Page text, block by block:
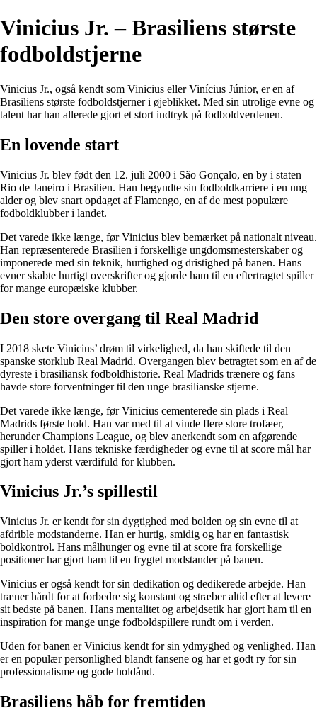
Vinicius Jr. – Brasiliens største
fodboldstjerne
Vinicius Jr., også kendt som Vinicius eller Vinícius Júnior, er en af ​​
Brasiliens største fodboldstjerner i øjeblikket. Med sin utrolige evne og
talent har han allerede gjort et stort indtryk på fodboldverdenen.
En lovende start
Vinicius Jr. blev født den 12. juli 2000 i São Gonçalo, en by i staten
Rio de Janeiro i Brasilien. Han begyndte sin fodboldkarriere i en ung
alder og blev snart opdaget af Flamengo, en af ​​de mest populære
fodboldklubber i landet.
Det varede ikke længe, før Vinicius blev bemærket på nationalt niveau.
Han repræsenterede Brasilien i forskellige ungdomsmesterskaber og
imponerede med sin teknik, hurtighed og dristighed på banen. Hans
evner skabte hurtigt overskrifter og gjorde ham til en eftertragtet spiller
for mange europæiske klubber.
Den store overgang til Real Madrid
I 2018 skete Vinicius’ drøm til virkelighed, da han skiftede til den
spanske storklub Real Madrid. Overgangen blev betragtet som en af ​​de
dyreste i brasiliansk fodboldhistorie. Real Madrids trænere og fans
havde store forventninger til den unge brasilianske stjerne.
Det varede ikke længe, før Vinicius cementerede sin plads i Real
Madrids første hold. Han var med til at vinde flere store trofæer,
herunder Champions League, og blev anerkendt som en afgørende
spiller i holdet. Hans tekniske færdigheder og evne til at score mål har
gjort ham yderst værdifuld for klubben.
Vinicius Jr.’s spillestil
Vinicius Jr. er kendt for sin dygtighed med bolden og sin evne til at
afdrible modstanderne. Han er hurtig, smidig og har en fantastisk
boldkontrol. Hans målhunger og evne til at score fra forskellige
positioner har gjort ham til en frygtet modstander på banen.
Vinicius er også kendt for sin dedikation og dedikerede arbejde. Han
træner hårdt for at forbedre sig konstant og stræber altid efter at levere
sit bedste på banen. Hans mentalitet og arbejdsetik har gjort ham til en
inspiration for mange unge fodboldspillere rundt om i verden.
Uden for banen er Vinicius kendt for sin ydmyghed og venlighed. Han
er en populær personlighed blandt fansene og har et godt ry for sin
professionalisme og gode holdånd.
Brasiliens håb for fremtiden